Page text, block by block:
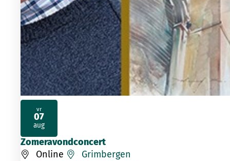
Zomeravondconcert
Online
Grimbergen
vr
07
aug
2026